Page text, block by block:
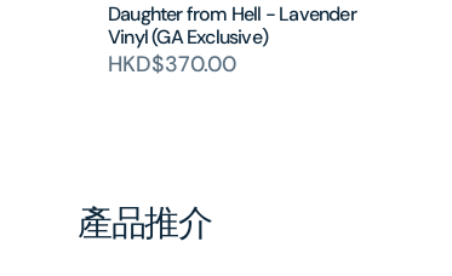
Daughter from Hell - Lavender
Vinyl (GA Exclusive)
HKD$370.00
產品推介